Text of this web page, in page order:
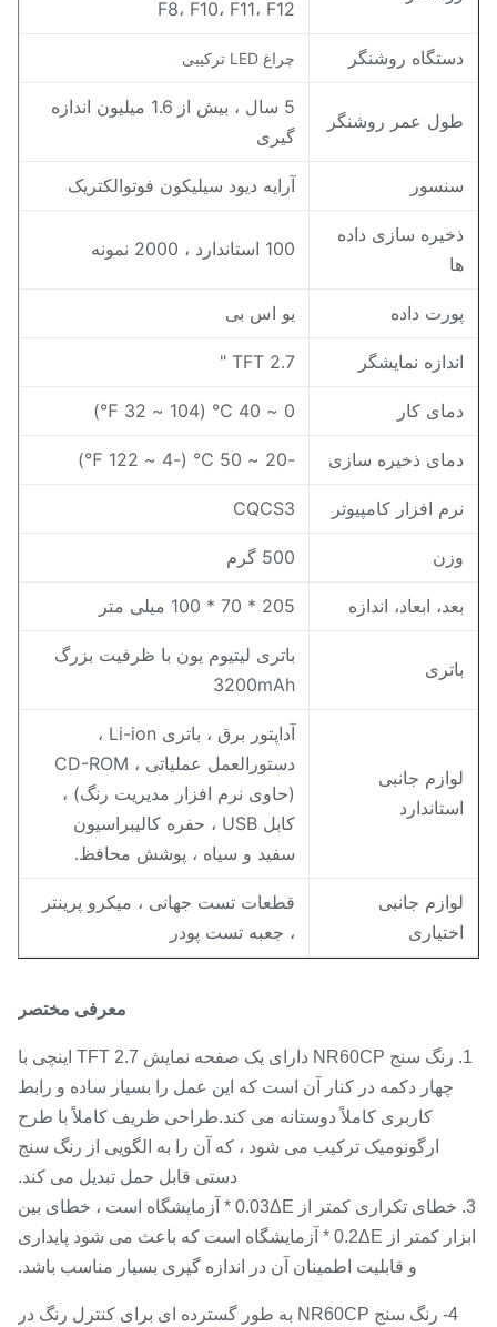
F8، F10، F11، F12
روشنگر
عمر روشنگر
5 سال ، بیش از 1.6 میلیون اندازه
گیری
آرایه دیود سیلیکون فوتوالکتریک
سازی داده
داده یو اس بی
نمایشگر TFT 2.7 "
کار
ذخیره سازی -20 ~ 50 ℃ (-4 ~ 122 ℉)
افزار کامپیوتر CQCS3
ابعاد، اندازه
باتری لیتیوم یون با ظرفیت بزرگ
3200mAh
جانبی
آداپتور برق ، باتری Li-ion ،
دستورالعمل عملیاتی ، CD-ROM
(حاوی نرم افزار مدیریت رنگ) ،
کابل USB ، حفره کالیبراسیون
سفید و سیاه ، پوشش محافظ.
جانبی
قطعات تست جهانی ، میکرو پرینتر
، جعبه تست پودر
معرفی مختصر
1. رنگ سنج NR60CP دارای یک صفحه نمایش TFT 2.7 اینچی با
چهار دکمه در کنار آن است که این عمل را بسیار ساده و رابط
کاربری کاملاً دوستانه می کند.طراحی ظریف کاملاً با طرح
ارگونومیک ترکیب می شود ، که آن را به الگویی از رنگ سنج
دستی قابل حمل تبدیل می کند.
3. خطای تکراری کمتر از 0.03ΔE * آزمایشگاه است ، خطای بین
ابزار کمتر از 0.2ΔE * آزمایشگاه است که باعث می شود پایداری
و قابلیت اطمینان آن در اندازه گیری بسیار مناسب باشد.
4- رنگ سنج NR60CP به طور گسترده ای برای کنترل رنگ در